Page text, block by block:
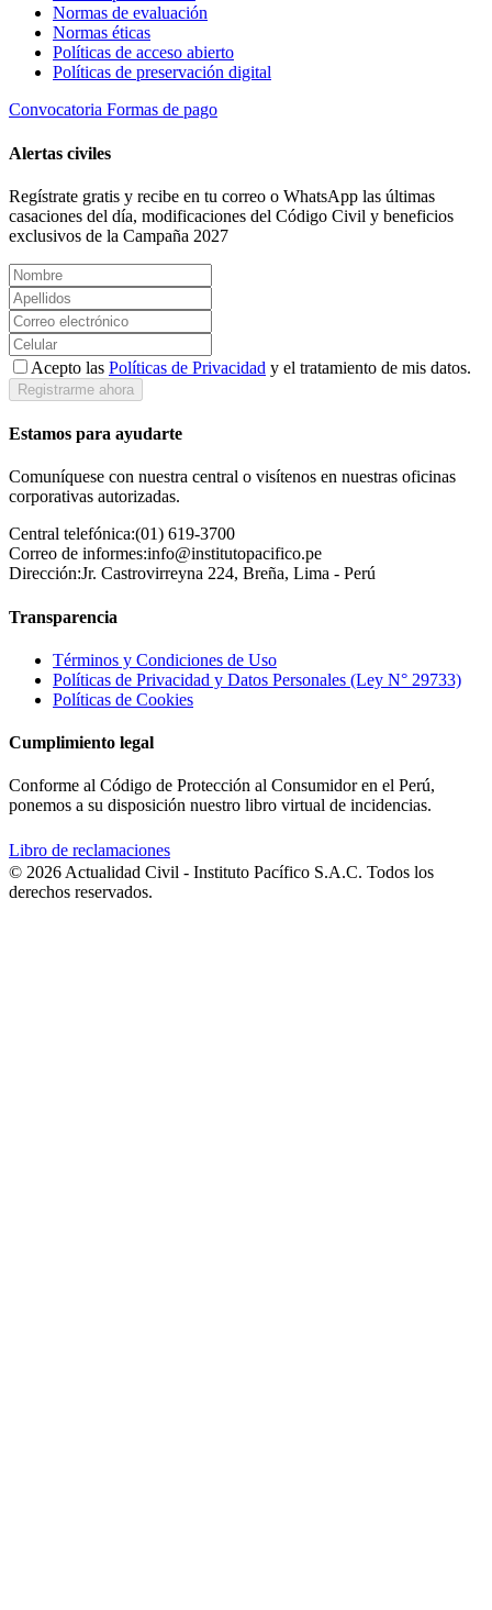
Normas de evaluación
Normas éticas
Políticas de acceso abierto
Políticas de preservación digital
Convocatoria Formas de pago
Alertas civiles
Regístrate gratis y recibe en tu correo o WhatsApp las últimas
casaciones del día, modificaciones del Código Civil y beneficios
exclusivos de la Campaña 2027
Acepto las Políticas de Privacidad y el tratamiento de mis datos.
Registrarme ahora
Estamos para ayudarte
Comuníquese con nuestra central o visítenos en nuestras oficinas
corporativas autorizadas.
Central telefónica:(01) 619-3700
Correo de informes:info@institutopacifico.pe
Dirección:Jr. Castrovirreyna 224, Breña, Lima - Perú
Transparencia
Términos y Condiciones de Uso
Políticas de Privacidad y Datos Personales (Ley N° 29733)
Políticas de Cookies
Cumplimiento legal
Conforme al Código de Protección al Consumidor en el Perú,
ponemos a su disposición nuestro libro virtual de incidencias.
Libro de reclamaciones
© 2026 Actualidad Civil - Instituto Pacífico S.A.C. Todos los
derechos reservados.